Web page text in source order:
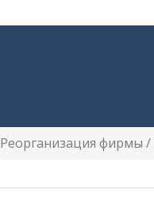
Реорганизация фирмы /